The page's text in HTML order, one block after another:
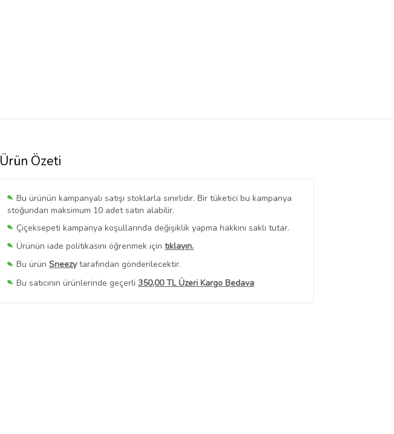
Ürün Özeti
Bu ürünün kampanyalı satışı stoklarla sınırlıdır. Bir tüketici bu kampanya
stoğundan maksimum 10 adet satın alabilir.
Çiçeksepeti kampanya koşullarında değişiklik yapma hakkını saklı tutar.
Ürünün iade politikasını öğrenmek için tıklayın.
Bu ürün Sneezytarafından gönderilecektir.
Bu satıcının ürünlerinde geçerli 350,00 TL Üzeri Kargo Bedava
Bu SatıcınınTüm Ürünlerini Görüntüle